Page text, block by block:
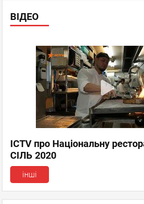
ВІДЕО
ICTV про Національну
СІЛЬ 2020
інші